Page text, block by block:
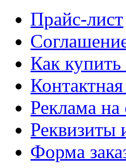
Прайс-лист
Как
Реклама на
Реквизиты
Форма